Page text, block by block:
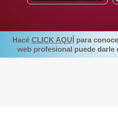
Hacé CLICK AQUÍpara
web profesional puede